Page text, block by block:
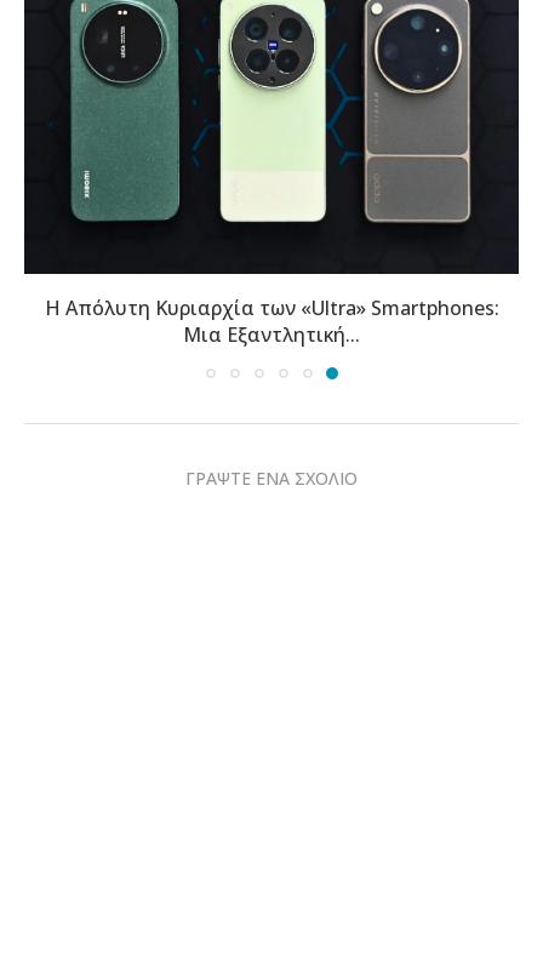
Η Απόλυτη Κυριαρχία των «Ultra» Smartphones:
Μια Εξαντλητική...
ΓΡΑΨΤΕ ΕΝΑ ΣΧΟΛΙΟ